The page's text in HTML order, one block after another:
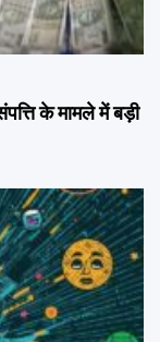
के मामले में बड़ी